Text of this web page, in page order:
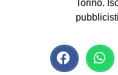
Torino.